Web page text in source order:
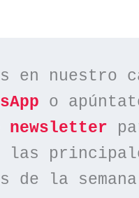
en nuestro
o
newsletter
las
de la semana